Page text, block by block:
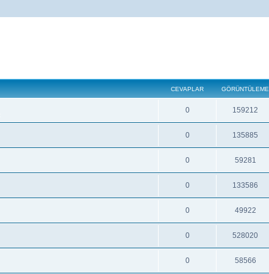
CEVAPLAR GÖRÜNTÜLEME
0 159212
0 135885
0 59281
0 133586
0 49922
0 528020
0 58566